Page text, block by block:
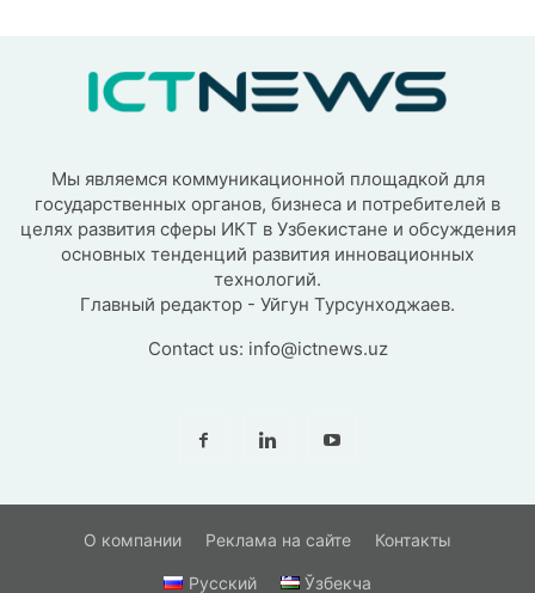
Мы являемся коммуникационной площадкой для
государственных органов, бизнеса и потребителей в
целях развития сферы ИКТ в Узбекистане и обсуждения
основных тенденций развития инновационных
технологий.
Главный редактор - Уйгун Турсунходжаев.
Contact us: info@ictnews.uz
О компании Реклама на сайте Контакты
Русский Ўзбекча